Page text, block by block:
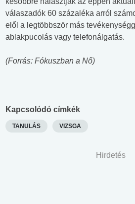
válaszadók 60 százaléka arról
elől a legtöbbször más
ablakpucolás vagy telefonálgatás.
(Forrás: Fókuszban a Nő)
Kapcsolódó címkék
TANULÁS VIZSGA
Hirdetés